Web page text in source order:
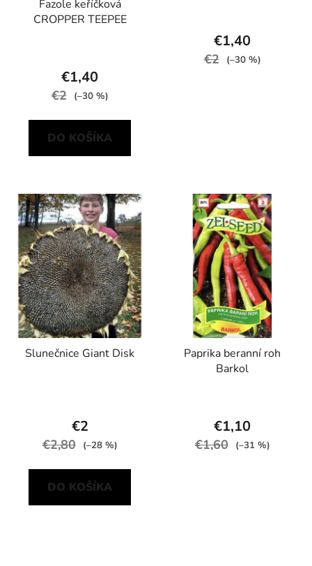
Fazole keříčková
CROPPER TEEPEE
€1,40
€2 (–30 %)
DO KOŠÍKA
€1,40
€2 (–30 %)
Slunečnice Giant Disk
€2
€2,80 (–28 %)
DO KOŠÍKA
Paprika beranní roh
Barkol
€1,10
€1,60 (–31 %)